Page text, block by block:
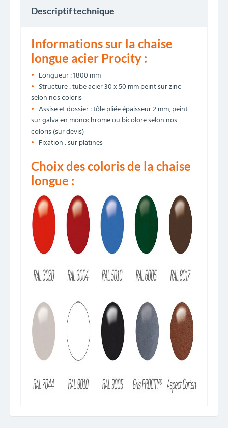
Descriptif technique
Informations sur la chaise
longue acier Procity :
Longueur : 1800 mm
Structure : tube acier 30 x 50 mm peint sur zinc
selon nos coloris
Assise et dossier : tôle pliée épaisseur 2 mm, peint
sur galva en monochrome ou bicolore selon nos
coloris (sur devis)
Fixation : sur platines
Choix des coloris de la chaise
longue :